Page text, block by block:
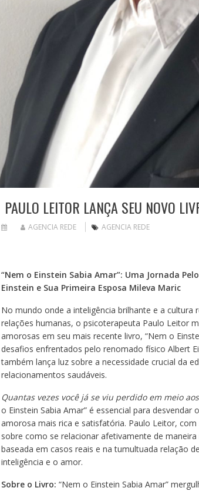
PAULO LEITOR LANÇA SEU NOVO
AGENCIA REDE AGENCIA REDE
“Nem o Einstein Sabia Amar”: Uma Jornada
Einstein e Sua Primeira Esposa Mileva Maric
No mundo onde a inteligência brilhante e a
relações humanas, o psicoterapeuta Paulo Leitor
amorosas em seu mais recente livro, “Nem o
desafios enfrentados pelo renomado físico Albert
também lança luz sobre a necessidade crucial da
relacionamentos saudáveis.
Quantas vezes você já se viu perdido em meio
o Einstein Sabia Amar” é essencial para
amorosa mais rica e satisfatória. Paulo Leitor,
sobre como se relacionar afetivamente de
baseada em casos reais e na tumultuada relação
inteligência e o amor.
Sobre o Livro: “Nem o Einstein Sabia Amar”